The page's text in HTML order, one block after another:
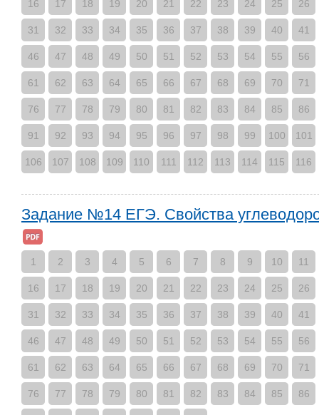
16 17 18 19 20 21 22 23 24 25 26
31 32 33 34 35 36 37 38 39 40 41
46 47 48 49 50 51 52 53 54 55 56
61 62 63 64 65 66 67 68 69 70 71
76 77 78 79 80 81 82 83 84 85 86
91 92 93 94 95 96 97 98 99 100 101
106 107 108 109 110 111 112 113 114 115 116
Задание №14 ЕГЭ. Свойства
1 2 3 4 5 6 7 8 9 10 11
16 17 18 19 20 21 22 23 24 25 26
31 32 33 34 35 36 37 38 39 40 41
46 47 48 49 50 51 52 53 54 55 56
61 62 63 64 65 66 67 68 69 70 71
76 77 78 79 80 81 82 83 84 85 86